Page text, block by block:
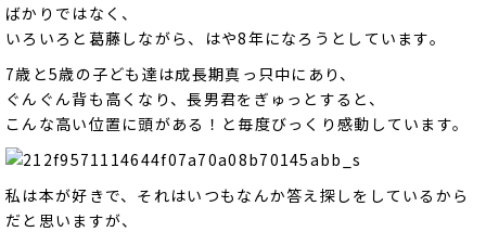
ばかりではなく、
いろいろと葛藤しながら、はや8年になろうとしています。
7歳と5歳の子ども達は成長期真っ只中にあり、
ぐんぐん背も高くなり、長男君をぎゅっとすると、
こんな高い位置に頭がある！と毎度びっくり感動しています。
私は本が好きで、それはいつもなんか答え探しをしているから
だと思いますが、